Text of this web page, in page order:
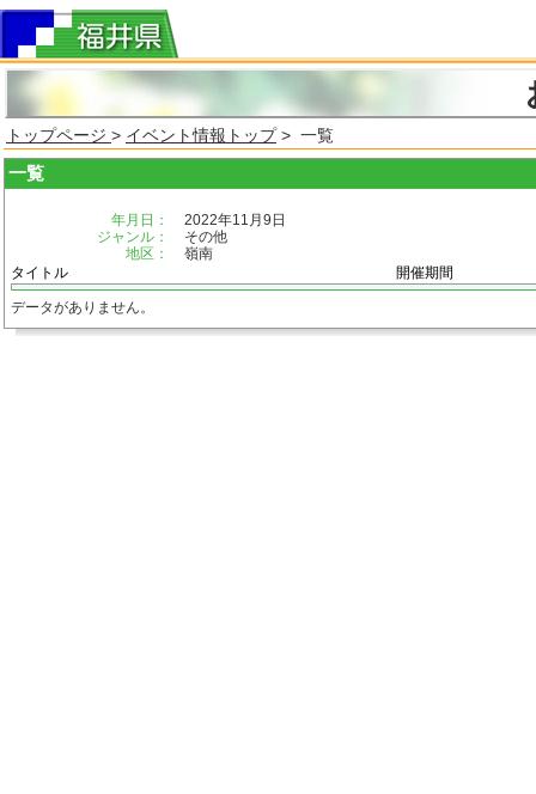
トップページ > イベント情報トップ> 一覧
一覧
年月日：
2022年11月9日
ジャンル：
その他
地区：
嶺南
タイトル
開催期間
データがありません。